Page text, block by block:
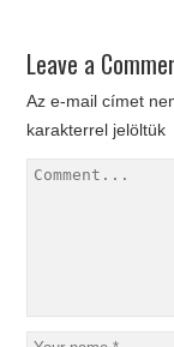
Leave a
Az e-mail címet
karakterrel jelöltük